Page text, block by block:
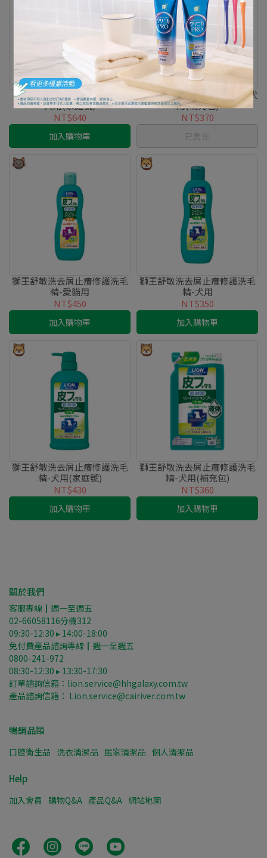
獅王每日洗清潔潤絲二合一 -
犬用(家庭號)
NT$640
加入購物車
獅王每日洗清潔潤絲二合一 -犬
用(補充包)
NT$370
已售完
獅王舒敏洗去屑止癢修護洗毛
精-愛貓用
NT$450
加入購物車
獅王舒敏洗去屑止癢修護洗毛
精-犬用
NT$350
加入購物車
獅王舒敏洗去屑止癢修護洗毛
精-犬用(家庭號)
NT$430
加入購物車
獅王舒敏洗去屑止癢修護洗毛
精-犬用(補充包)
NT$360
加入購物車
關於我們
客服專線┃週一至週五
02-66058116分機312
09:30-12:30 ▸ 14:00-18:00
免付費產品諮詢專線┃週一至週五
0800-241-972
08:30-12:30 ▸ 13:30-17:30
訂單諮詢信箱：lion.service@hhgalaxy.com.tw
產品諮詢信箱： Lion.service@cairiver.com.tw
暢銷品類
口腔衛生品 洗衣清潔品 居家清潔品 個人清潔品
Help
加入會員 購物Q&A 產品Q&A 網站地圖